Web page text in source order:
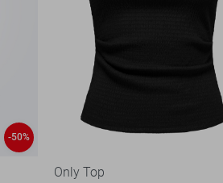
-50%
Only Top